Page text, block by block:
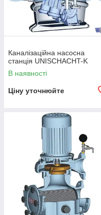
Каналізаційна насосна
станція UNISCHACHT-K
В наявності
Ціну уточнюйте